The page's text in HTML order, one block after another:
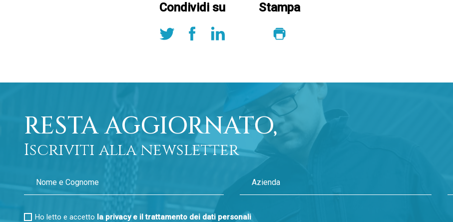
Condividi su Stampa
RESTA AGGIORNATO,
Iscriviti alla newsletter
Ho letto e accetto la privacy e il trattamento dei dati personali